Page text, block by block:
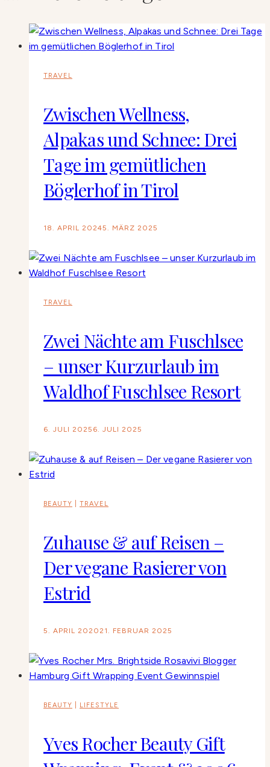
TRAVEL
Zwischen Wellness,
Alpakas und Schnee: Drei
Tage im gemütlichen
Böglerhof in Tirol
18. APRIL 20245. MÄRZ 2025
TRAVEL
Zwei Nächte am Fuschlsee
– unser Kurzurlaub im
Waldhof Fuschlsee Resort
6. JULI 2025 6. JULI 2025
BEAUTY TRAVEL
Zuhause & auf Reisen –
Der vegane Rasierer von
Estrid
5. APRIL 2020 21. FEBRUAR 2025
BEAUTY LIFESTYLE
Yves Rocher Beauty Gift